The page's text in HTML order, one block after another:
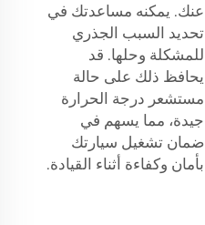
عنك. يمكنه مساعدتك في
تحديد السبب الجذري
للمشكلة وحلها. قد
يحافظ ذلك على حالة
مستشعر درجة الحرارة
جيدة، مما يسهم في
ضمان تشغيل سيارتك
بأمان وكفاءة أثناء القيادة.